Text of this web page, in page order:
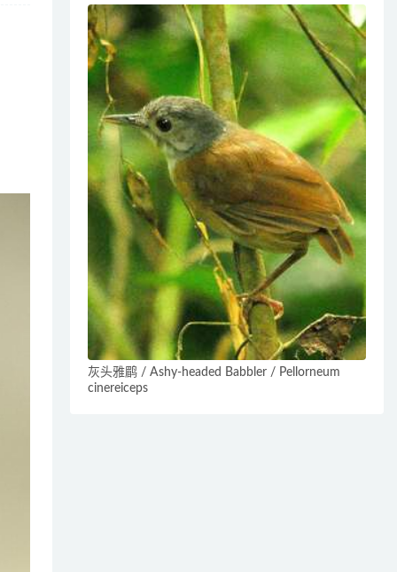
灰头雅鹛 / Ashy-headed Babbler / Pellorneum
cinereiceps